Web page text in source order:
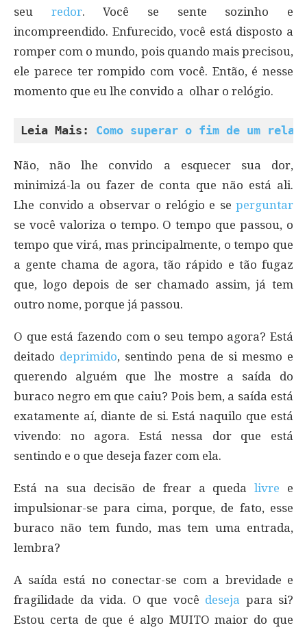
seu redor. Você se sente sozinho e
incompreendido. Enfurecido, você está disposto a
romper com o mundo, pois quando mais precisou,
ele parece ter rompido com você. Então, é nesse
momento que eu lhe convido a olhar o relógio.
Leia Mais: Como superar o fim de um
Não, não lhe convido a esquecer sua dor,
minimizá-la ou fazer de conta que não está ali.
Lhe convido a observar o relógio e se perguntar
se você valoriza o tempo. O tempo que passou, o
tempo que virá, mas principalmente, o tempo que
a gente chama de agora, tão rápido e tão fugaz
que, logo depois de ser chamado assim, já tem
outro nome, porque já passou.
O que está fazendo com o seu tempo agora? Está
deitado deprimido, sentindo pena de si mesmo e
querendo alguém que lhe mostre a saída do
buraco negro em que caiu? Pois bem, a saída está
exatamente aí, diante de si. Está naquilo que está
vivendo: no agora. Está nessa dor que está
sentindo e o que deseja fazer com ela.
Está na sua decisão de frear a queda livre e
impulsionar-se para cima, porque, de fato, esse
buraco não tem fundo, mas tem uma entrada,
lembra?
A saída está no conectar-se com a brevidade e
fragilidade da vida. O que você deseja para si?
Estou certa de que é algo MUITO maior do que